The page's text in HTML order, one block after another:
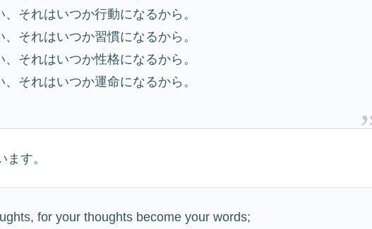
それはいつか行動になるから。
それはいつか習慣になるから。
それはいつか性格になるから。
それはいつか運命になるから。
す。
for your thoughts become your words;